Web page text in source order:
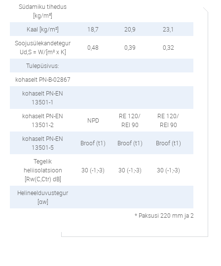
Südamiku tihedus
[kg/m³]
Kaal [kg/m²]
18,7 20,9 23,1
Soojusülekandetegur
Ud,S = W/[m² x K]
0,48 0,39 0,32
Tulepüsivus:
kohaselt PN-B-02867
kohaselt PN-EN
13501-1
kohaselt PN-EN
13501-2
NPD
RE 120/
REI 90
RE 120/
REI 90
kohaselt PN-EN
13501-5
Broof (t1) Broof (t1) Broof (t1)
Tegelik
heliisolatsioon
[Rw(C,Ctr) dB]
30 (-1;-3) 30 (-1;-3) 30 (-1;-3)
Helineelduvustegur
[αw]
* Paksusi 220 mm ja 250 mm